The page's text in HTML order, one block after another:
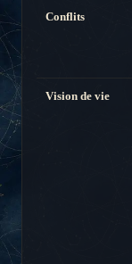
Conflits
Vision de vie